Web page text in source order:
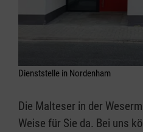
Dienststelle in Nordenham
Die Malteser in der
Weise für Sie da. Bei uns